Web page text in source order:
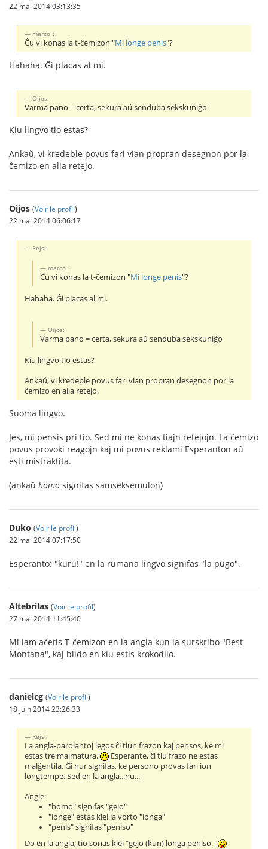
22 mai 2014 03:13:35
marco_:
Ĉu vi konas la t-ĉemizon "Mi longe penis"?
Hahaha. Ĝi placas al mi.
Oijos:
Varma pano = certa, sekura aŭ senduba sekskuniĝo
Kiu lingvo tio estas?
Ankaŭ, vi kredeble povus fari vian propran desegnon por la
ĉemizo en alia retejo.
Oijos (Voir le profil)
22 mai 2014 06:06:17
Rejsi:
marco_:
Ĉu vi konas la t-ĉemizon "Mi longe penis"?
Hahaha. Ĝi placas al mi.
Oijos:
Varma pano = certa, sekura aŭ senduba sekskuniĝo
Kiu lingvo tio estas?
Ankaŭ, vi kredeble povus fari vian propran desegnon por la
ĉemizo en alia retejo.
Suoma lingvo.
Jes, mi pensis pri tio. Sed mi ne konas tiajn retejojn. La ĉemizo
povus provoki reagojn kaj mi povus reklami Esperanton aŭ
esti mistraktita.
(ankaŭ homo signifas samseksemulon)
Duko (Voir le profil)
22 mai 2014 07:17:50
Esperanto: "kuru!" en la rumana lingvo signifas "la pugo".
Altebrilas (Voir le profil)
27 mai 2014 11:45:40
Mi iam aĉetis T-ĉemizon en la angla kun la surskribo "Best
Montana", kaj bildo en kiu estis krokodilo.
danielcg (Voir le profil)
18 juin 2014 23:26:33
Rejsi:
La angla-parolantoj legos ĉi tiun frazon kaj pensos, ke mi
estas tre malmatura.
Esperante, ĉi tiu frazo ne estas
malĝentila. Ĝi nur signifas, ke persono provas fari ion
longtempe. Sed en la angla...nu...
Angle:
"homo" signifas "gejo"
"longe" estas kiel la vorto "longa"
"penis" signifas "peniso"
Do en la angla, tio sonas kiel "gejo (kun) longa peniso."